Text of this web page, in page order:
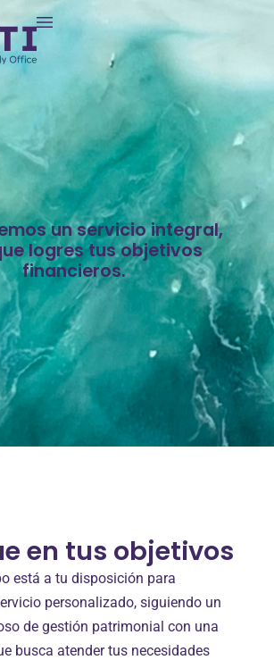
un servicio integral,
logres tus objetivos
financieros.
en tus objetivos
está a tu disposición para
personalizado, siguiendo un
de gestión patrimonial con una
busca atender tus necesidades